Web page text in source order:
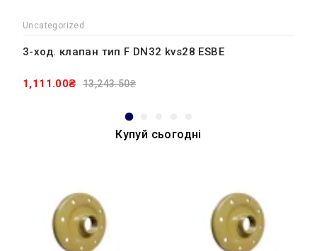
Uncategorized
3-ход. клапан тип F DN32 kvs28 ESBE
1,111.00₴ 13,243.50₴
Купуй сьогодні